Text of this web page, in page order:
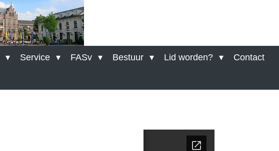
Service FASv Bestuur Lid worden? Contact